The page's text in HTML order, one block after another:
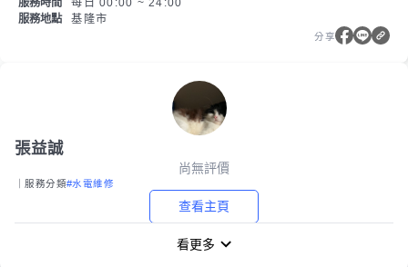
服務時間
每日 00:00 ~ 24:00
服務地點
基隆市
分享
張益誠
尚無評價
｜服務分類#水電維修
查看主頁
看更多